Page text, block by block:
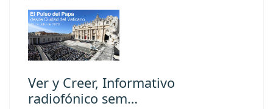
Ver y Creer, Informativo
radiofónico sem…